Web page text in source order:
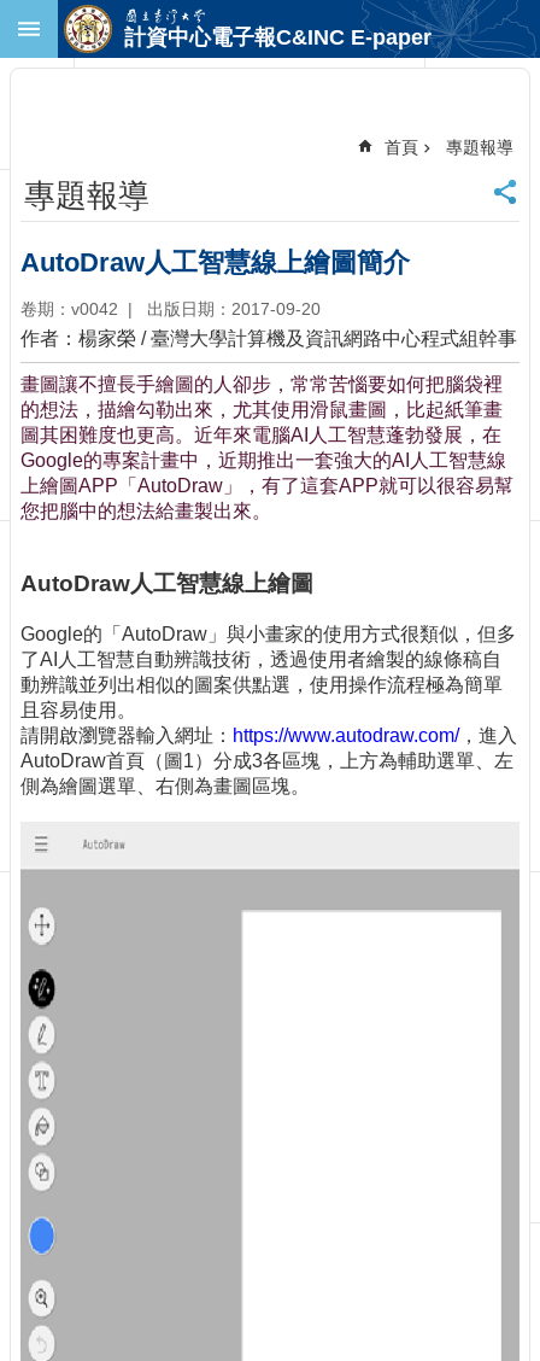
跳到主要內容區塊
首
頁
臺
大
首
頁
計
中
首
頁
聯
絡
資
訂
取
消
網
站
導
覽
新
關
我
們
出
版
刊
物
校
服
務
專
題
報
計資中心電子報C&INC E-paper
首頁 專題報導
專題報導
AutoDraw人工智慧線上繪圖簡介
卷期：v0042 出版日期：2017-09-20
作者：楊家榮 / 臺灣大學計算機及資訊網路中心程式組幹事
畫圖讓不擅長手繪圖的人卻步，常常苦惱要如何把腦袋裡
的想法，描繪勾勒出來，尤其使用滑鼠畫圖，比起紙筆畫
圖其困難度也更高。近年來電腦AI人工智慧蓬勃發展，在
Google的專案計畫中，近期推出一套強大的AI人工智慧線
上繪圖APP「AutoDraw」，有了這套APP就可以很容易幫
您把腦中的想法給畫製出來。
AutoDraw人工智慧線上繪圖
Google的「AutoDraw」與小畫家的使用方式很類似，但多
了AI人工智慧自動辨識技術，透過使用者繪製的線條稿自
動辨識並列出相似的圖案供點選，使用操作流程極為簡單
且容易使用。
請開啟瀏覽器輸入網址： https://www.autodraw.com/，進入
AutoDraw首頁（圖1）分成3各區塊，上方為輔助選單、左
側為繪圖選單、右側為畫圖區塊。